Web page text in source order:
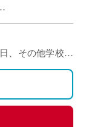
に関する特別休
、その他学校ス